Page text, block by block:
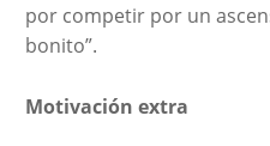
por competir por un
bonito”.
Motivación extra